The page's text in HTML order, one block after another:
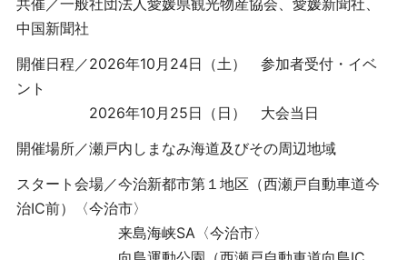
共催／一般社団法人愛媛県観光物産協会、愛媛新聞社、
中国新聞社
開催日程／2026年10月24日（土） 参加者受付・イベ
ント
2026年10月25日（日） 大会当日
開催場所／瀬戸内しまなみ海道及びその周辺地域
スタート会場／今治新都市第１地区（西瀬戸自動車道今
治IC前）〈今治市〉
来島海峡SA〈今治市〉